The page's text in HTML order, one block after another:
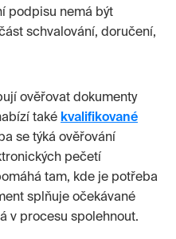
podpisu nemá být
schvalování, doručení,
ověřovat dokumenty
také kvalifikované
se týká ověřování
pečetí
tam, kde je potřeba
splňuje očekávané
v procesu spolehnout.